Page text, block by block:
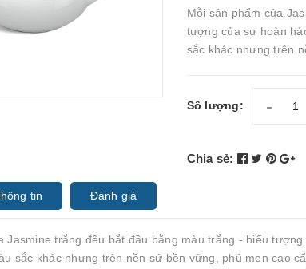
Mỗi sản phẩm của
tượng của sự hoàn
sắc khác nhưng trên
Số lượng: -
Chia sẻ:
tin Đánh giá
Jasmine trắng đều bắt đầu bằng màu trắng - biểu
sắc khác nhưng trên nền sứ bền vững, phủ men cao